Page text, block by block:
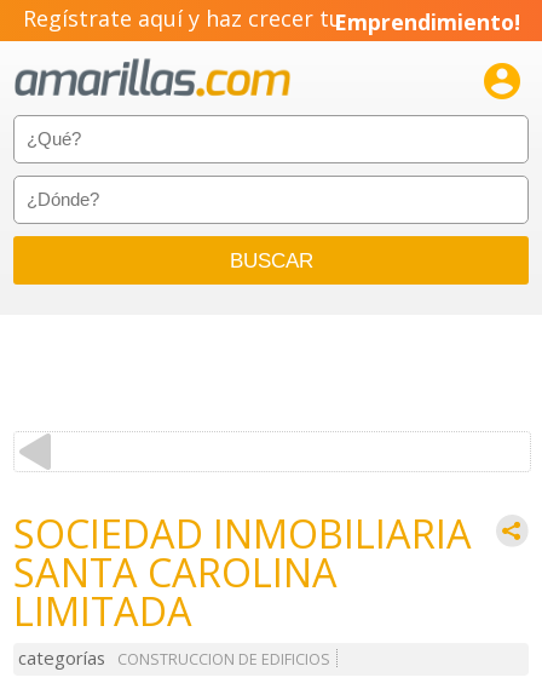
Regístrate aquí y haz crecer tuEmprendimiento!

SOCIEDAD INMOBILIARIA
SANTA CAROLINA
LIMITADA
categorías CONSTRUCCION DE EDIFICIOS